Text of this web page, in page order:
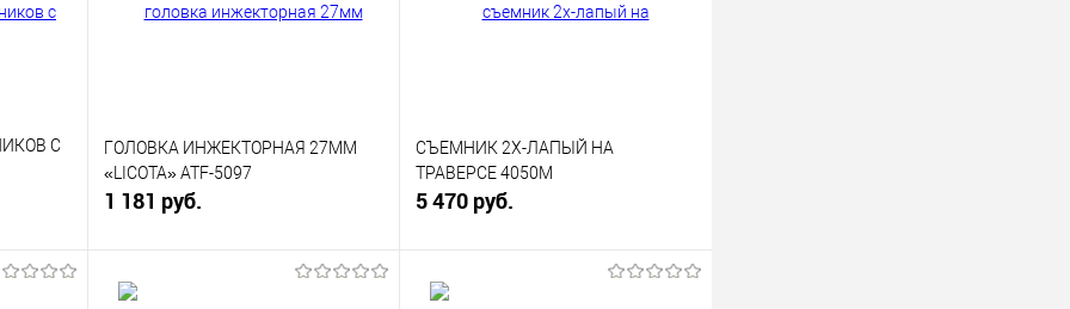
С
ГОЛОВКА ИНЖЕКТОРНАЯ 27ММ
«LICOTA» ATF-5097
1 181 руб.
СЪЕМНИК 2Х-ЛАПЫЙ НА
ТРАВЕРСЕ 4050М
5 470 руб.